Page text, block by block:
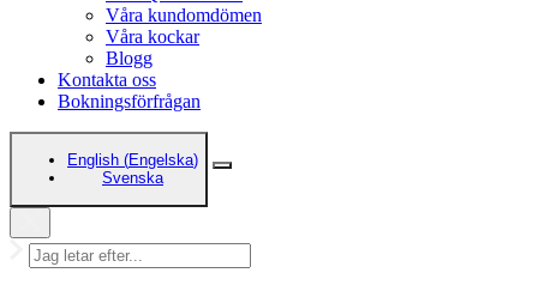
Våra kundomdömen
Våra kockar
Blogg
Kontakta oss
Bokningsförfrågan
English (Engelska)
Svenska